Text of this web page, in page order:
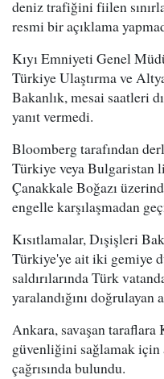
deniz trafiğini fiilen
resmi bir açıklama
Kıyı Emniyeti Genel
Türkiye Ulaştırma ve
Bakanlık, mesai saatleri
yanıt vermedi.
Bloomberg tarafından
Türkiye veya Bulgaristan
Çanakkale Boğazı
engelle karşılaşmadan
Kısıtlamalar, Dışişleri
Türkiye'ye ait iki gemiye
saldırılarında Türk
yaralandığını doğrulayan
Ankara, savaşan taraflara
güvenliğini sağlamak
çağrısında bulundu.